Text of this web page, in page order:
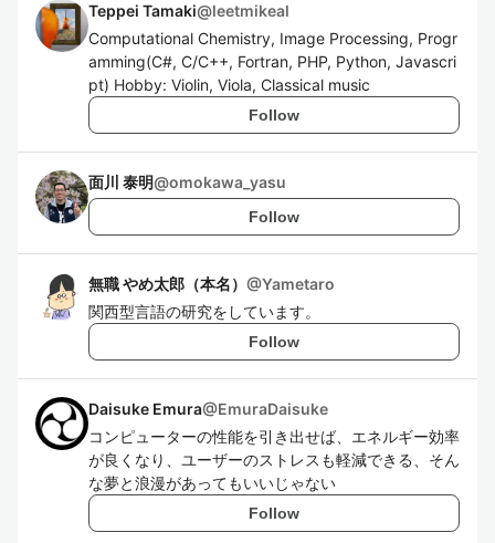
Teppei Tamaki@leetmikeal
Computational Chemistry, Image Processing, Progr
amming(C#, C/C++, Fortran, PHP, Python, Javascri
pt) Hobby: Violin, Viola, Classical music
Follow
面川 泰明@omokawa_yasu
Follow
無職 やめ太郎（本名） @Yametaro
関西型言語の研究をしています。
Follow
Daisuke Emura@EmuraDaisuke
コンピューターの性能を引き出せば、エネルギー効率
が良くなり、ユーザーのストレスも軽減できる、そん
な夢と浪漫があってもいいじゃない
Follow